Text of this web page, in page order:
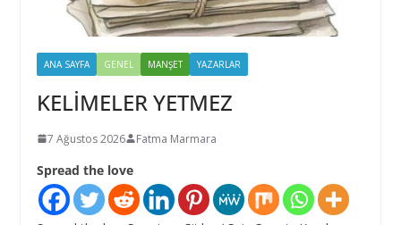
ANA SAYFA GENEL MANŞET YAZARLAR
KELİMELER YETMEZ
7 Ağustos 2026 Fatma Marmara
Spread the love